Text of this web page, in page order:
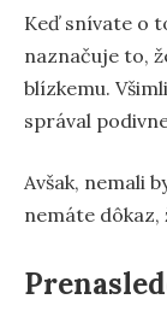
Keď snívate o
naznačuje to,
blízkemu.
správal
Avšak, nemali
nemáte dôkaz,